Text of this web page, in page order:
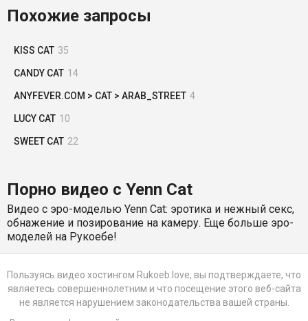
Порно видео с Yenn Cat
Видео с эро-моделью Yenn Cat: эротика и нежный секс,
обнажение и позирование на камеру. Еще больше эро-
моделей на Рукоебе!
Похожие запросы
KISS CAT 35
CANDY CAT 14
ANYFEVER.COM > CAT > ARAB_STREET 4
LUCY CAT 10
SWEET CAT 22
Пользуясь видео хостингом Rukoeb.love, вы подтверждаете, что
являетесь совершеннолетним и что посещение этого веб-сайта
не является нарушением законодательства вашей страны.